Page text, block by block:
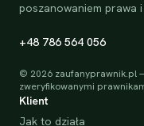
poszanowaniem prawa
+48 786 564 056
© 2026 zaufanyprawnik.pl
zweryfikowanymi
Klient
Jak to działa